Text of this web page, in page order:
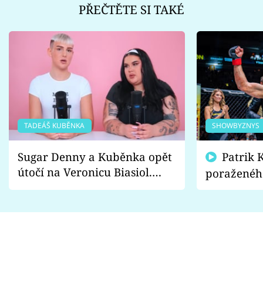
PŘEČTĚTE SI TAKÉ
TADEÁŠ KUBĚNKA
Sugar Denny a Kuběnka opět
útočí na Veronicu Biasiol.
Proč je podle nich falešná a
SHOWBYZNYS
fanoušci